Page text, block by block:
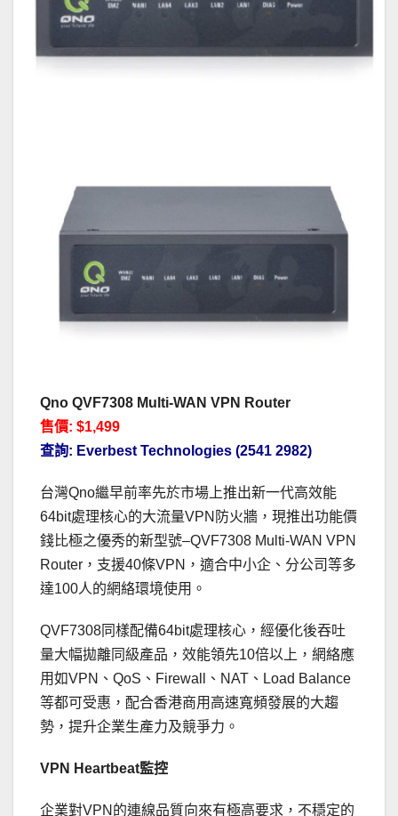
Qno QVF7308 Multi-WAN VPN Router
售價: $1,499
查詢: Everbest Technologies (2541 2982)
台灣Qno繼早前率先於市場上推出新一代高效能
64bit處理核心的大流量VPN防火牆，現推出功能價
錢比極之優秀的新型號–QVF7308 Multi-WAN VPN
Router，支援40條VPN，適合中小企、分公司等多
達100人的網絡環境使用。
QVF7308同樣配備64bit處理核心，經優化後吞吐
量大幅拋離同級產品，效能領先10倍以上，網絡應
用如VPN、QoS、Firewall、NAT、Load Balance
等都可受惠，配合香港商用高速寬頻發展的大趨
勢，提升企業生產力及競爭力。
VPN Heartbeat監控
企業對VPN的連線品質向來有極高要求，不穩定的